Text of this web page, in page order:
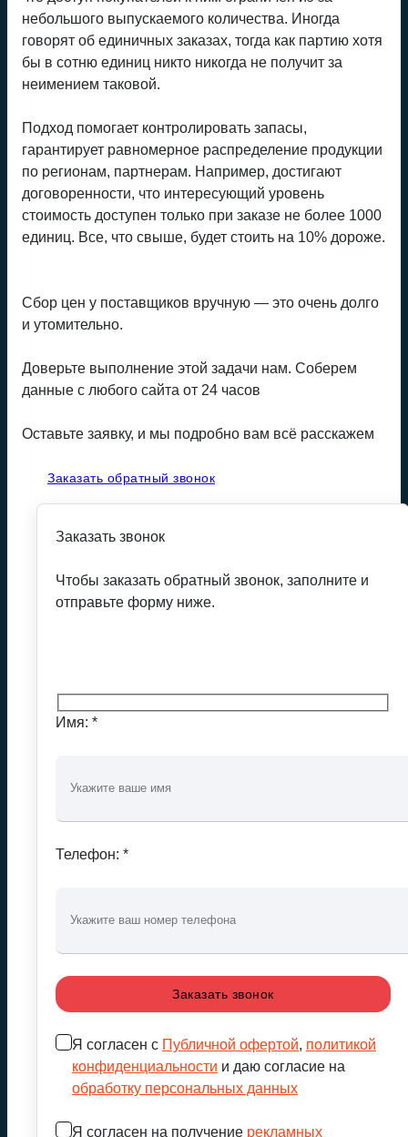
небольшого выпускаемого количества. Иногда
говорят об единичных заказах, тогда как партию хотя
бы в сотню единиц никто никогда не получит за
неимением таковой.
Подход помогает контролировать запасы,
гарантирует равномерное распределение продукции
по регионам, партнерам. Например, достигают
договоренности, что интересующий уровень
стоимость доступен только при заказе не более 1000
единиц. Все, что свыше, будет стоить на 10% дороже.
Сбор цен у поставщиков вручную — это очень долго
и утомительно.
Доверьте выполнение этой задачи нам. Соберем
данные с любого сайта от 24 часов
Оставьте заявку, и мы подробно вам всё расскажем
Заказать обратный звонок
Заказать звонок
Чтобы заказать обратный звонок, заполните и
отправьте форму ниже.
Имя: *
Телефон: *
Я согласен с Публичной офертой, политикой
конфиденциальности и даю согласие на
обработку персональных данных
Я согласен на получение рекламных